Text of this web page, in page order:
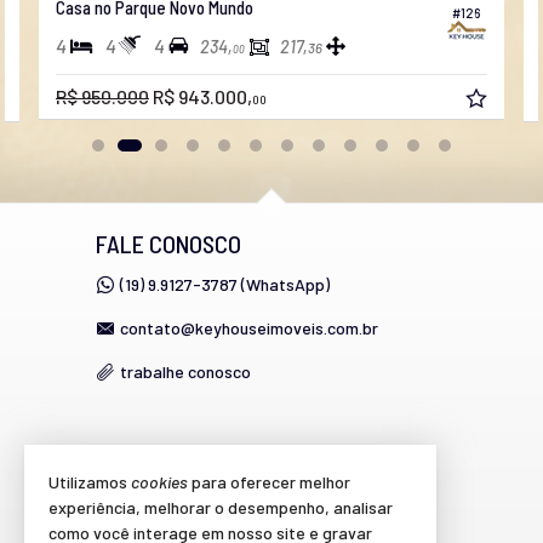
#126
Casa no Parque Novo Mundo
4 4 4 234,00 217,36
R$ 950.000 R$ 943.000,00
FALE CONOSCO
(19) 9.9127-3787 (WhatsApp)
contato@keyhouseimoveis.com.br
trabalhe conosco
cadastre seu imóvel
Utilizamos cookiespara oferecer melhor
experiência, melhorar o desempenho, analisar
como você interage em nosso site e gravar